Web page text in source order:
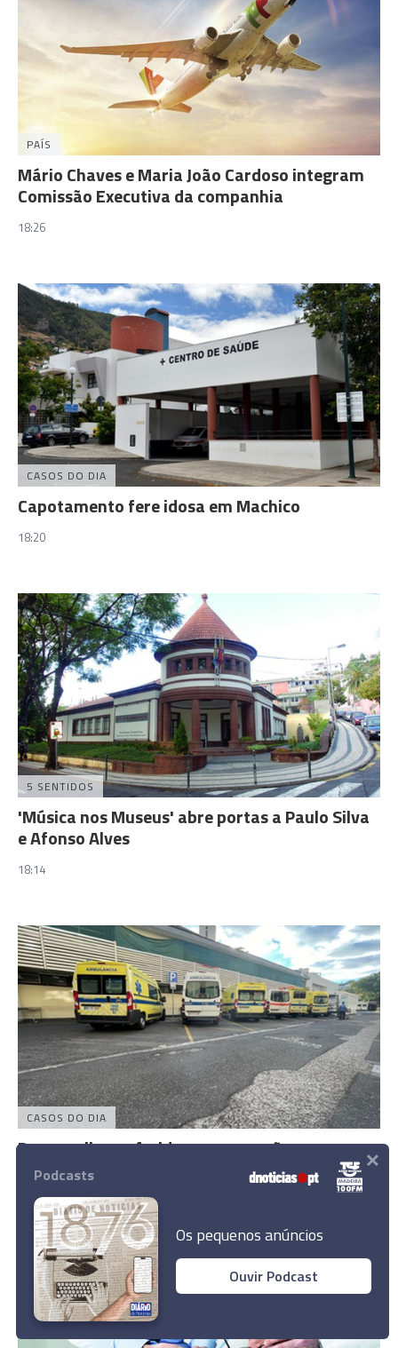
PAÍS
Mário Chaves e Maria João Cardoso integram
Comissão Executiva da companhia
18:26
CASOS DO DIA
Capotamento fere idosa em Machico
18:20
5 SENTIDOS
'Música nos Museus' abre portas a Paulo Silva
e Afonso Alves
18:14
CASOS DO DIA
Duas mulheres feridas em agressão na
Camacha
18:06
Podcasts
Os pequenos anúncios
Ouvir Podcast
×